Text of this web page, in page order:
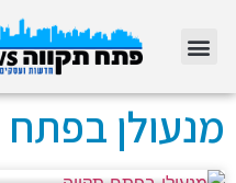
מנעולן בפתח